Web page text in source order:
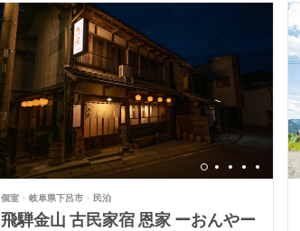
個室 岐阜県下呂市 民泊
飛騨金山 古民家宿 恩家 ーおんやー